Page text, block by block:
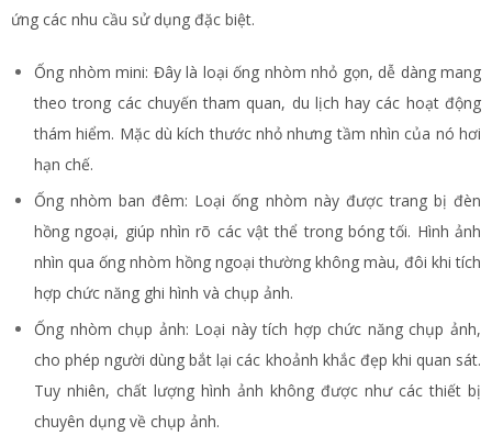
ứng các nhu cầu sử dụng đặc biệt.
Ống nhòm mini: Đây là loại ống nhòm nhỏ gọn, dễ dàng mang
theo trong các chuyến tham quan, du lịch hay các hoạt động
thám hiểm. Mặc dù kích thước nhỏ nhưng tầm nhìn của nó hơi
hạn chế.
Ống nhòm ban đêm: Loại ống nhòm này được trang bị đèn
hồng ngoại, giúp nhìn rõ các vật thể trong bóng tối. Hình ảnh
nhìn qua ống nhòm hồng ngoại thường không màu, đôi khi tích
hợp chức năng ghi hình và chụp ảnh.
Ống nhòm chụp ảnh: Loại này tích hợp chức năng chụp ảnh,
cho phép người dùng bắt lại các khoảnh khắc đẹp khi quan sát.
Tuy nhiên, chất lượng hình ảnh không được như các thiết bị
chuyên dụng về chụp ảnh.